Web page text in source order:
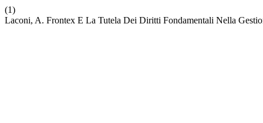
(1)
Laconi, A. Frontex E La Tutela Dei Diritti Fondamentali Nella